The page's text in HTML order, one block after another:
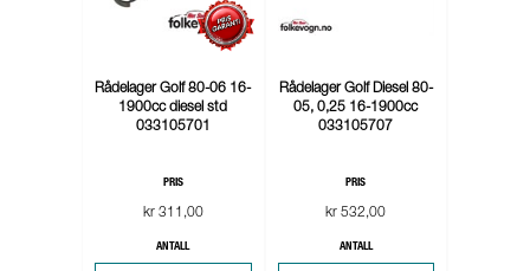
Rådelager Golf 80-06 16-
1900cc diesel std
033105701
PRIS
kr 311,00
ANTALL
Rådelager Golf Diesel 80-
05, 0,25 16-1900cc
033105707
PRIS
kr 532,00
ANTALL